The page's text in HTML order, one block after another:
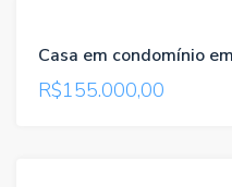
TROCA
R$155.000,00